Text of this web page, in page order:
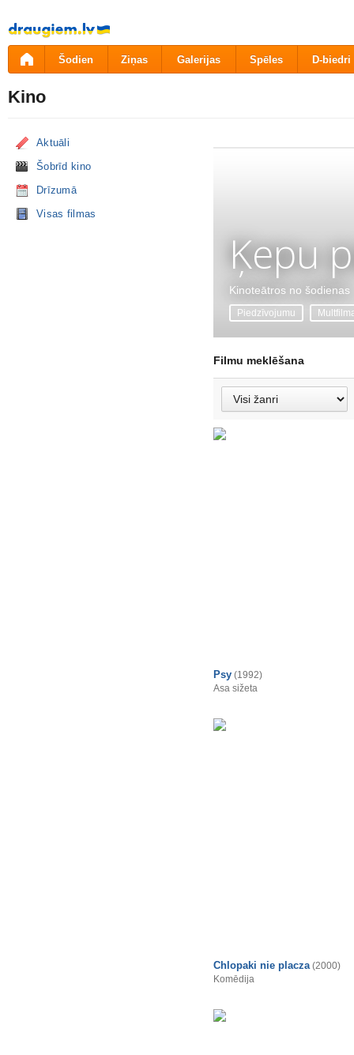
Pāriet
uz
saturu
Šodien Ziņas Galerijas Spēles D-biedri
Kino
Aktuāli
Šobrīd kino
Drīzumā
Visas filmas
Ķepu
Kinoteātros no šodienas
Piedzīvojumu
Filmu meklēšana
Psy (1992)
Asa sižeta
Chlopaki nie placza (2000)
Komēdija